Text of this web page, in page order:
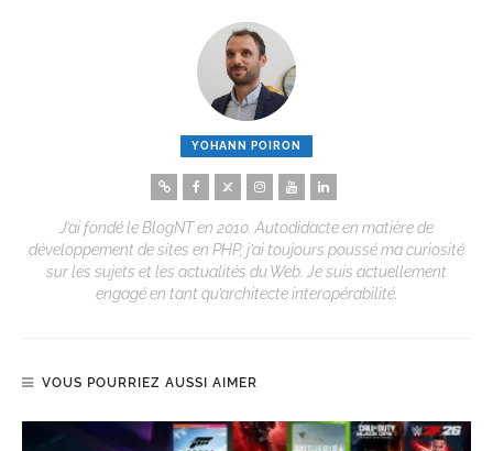
YOHANN POIRON
J’ai fondé le BlogNT en 2010. Autodidacte en matière de
développement de sites en PHP, j’ai toujours poussé ma curiosité
sur les sujets et les actualités du Web. Je suis actuellement
engagé en tant qu’architecte interopérabilité.
VOUS POURRIEZ AUSSI AIMER